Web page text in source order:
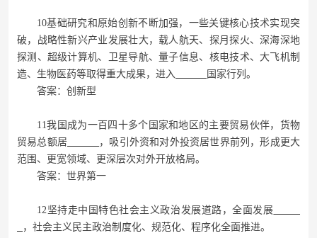
10基础研究和原始创新不断加强，一些关键核心技术实现突
破，战略性新兴产业发展壮大，载人航天、探月探火、深海深地
探测、超级计算机、卫星导航、量子信息、核电技术、大飞机制
造、生物医药等取得重大成果，进入
国家行列。
答案：创新型
11我国成为一百四十多个国家和地区的主要贸易伙伴，货物
贸易总额居
，吸引外资和对外投资居世界前列，形成更大
范围、更宽领域、更深层次对外开放格局。
答案：世界第一
12坚持走中国特色社会主义政治发展道路，全面发展
，社会主义民主政治制度化、规范化、程序化全面推进。